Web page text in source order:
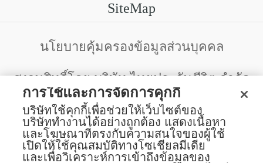
SiteMap
นโยบายคุ้มครองข้อมูลส่วนบุคคล
สงวนสิทธิ์โดย บริษัท ไทยประกันชีวิต จำกัด
(มหาชน)
123 ถนน รัชดาภิเษก แขวงดินแดง เขตดินแดง
กรุงเทพฯ 10400 โทรศัพท์ 02-2470247
บริษัทฯ ขอแจ้งให้ผู้ใช้บริการทราบว่า บรรดาข้อความ ภาพ เสียง เนื้อหา
ชื่อ ชื่อทางการค้า ส่วนประกอบใดๆ ทั้งหมดของเว็บไซต์ รวมถึง
การใช้และการจัดการคุกกี้
บริษัทใช้คุกกี้เพื่อช่วยให้เว็บไซต์ของ
บริษัททำงานได้อย่างถูกต้อง แสดงเนื้อหา
และโฆษณาที่ตรงกับความสนใจของผู้ใช้
เปิดให้ใช้คุณสมบัติทางโซเชียลมีเดีย
และเพื่อวิเคราะห์การเข้าถึงข้อมูลของ